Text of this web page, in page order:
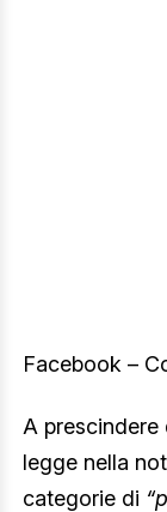
Facebook –
A
legge nella
categorie di